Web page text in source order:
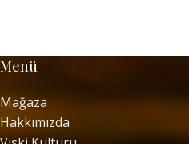
yapılmaz.
Menü
Mağaza
Hakkımızda